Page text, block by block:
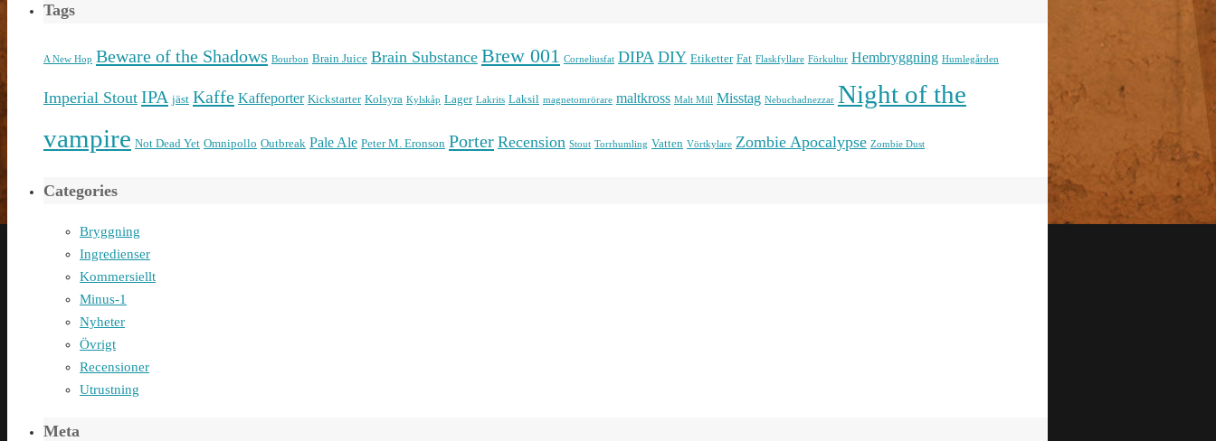
Tags
A New Hop Beware of the Shadows Bourbon Brain Juice Brain Substance Brew 001 Corneliusfat DIPA DIY Etiketter Fat Flaskfyllare Förkultur Hembryggning Humlegården
Imperial Stout IPA jäst Kaffe Kaffeporter Kickstarter Kolsyra Kylskåp Lager Lakrits Laksil magnetomrörare maltkross Malt Mill Misstag Nebuchadnezzar Night of the
vampire Not Dead Yet Omnipollo Outbreak Pale Ale Peter M. Eronson Porter Recension Stout Torrhumling Vatten Vörtkylare Zombie Apocalypse Zombie Dust
Categories
Bryggning
Ingredienser
Kommersiellt
Minus-1
Nyheter
Övrigt
Recensioner
Utrustning
Meta